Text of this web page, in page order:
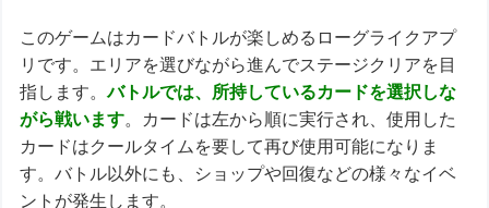
このゲームはカードバトルが楽しめるローグライクアプ
リです。エリアを選びながら進んでステージクリアを目
指します。バトルでは、所持しているカードを選択しな
がら戦います。カードは左から順に実行され、使用した
カードはクールタイムを要して再び使用可能になりま
す。バトル以外にも、ショップや回復などの様々なイベ
ントが発生します。